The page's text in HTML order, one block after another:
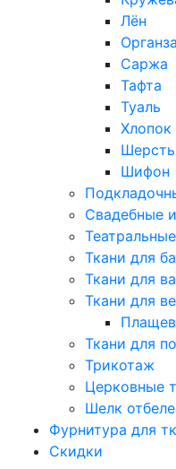
Лён
Органза
Саржа
Тафта
Туаль
Хлопок
Шерсть
Шифон
Свадебные и
Театральные
Ткани для
Ткани для
Ткани для
Ткани для
Трикотаж
Церковные
Шелк
Фурнитура для
Скидки